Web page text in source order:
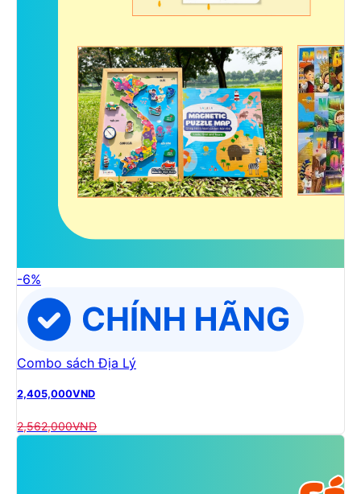
-6%
Combo sách Địa Lý
2,405,000VND
2,562,000VND